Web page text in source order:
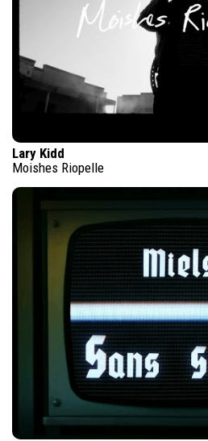
Lary Kidd
Moishes Riopelle